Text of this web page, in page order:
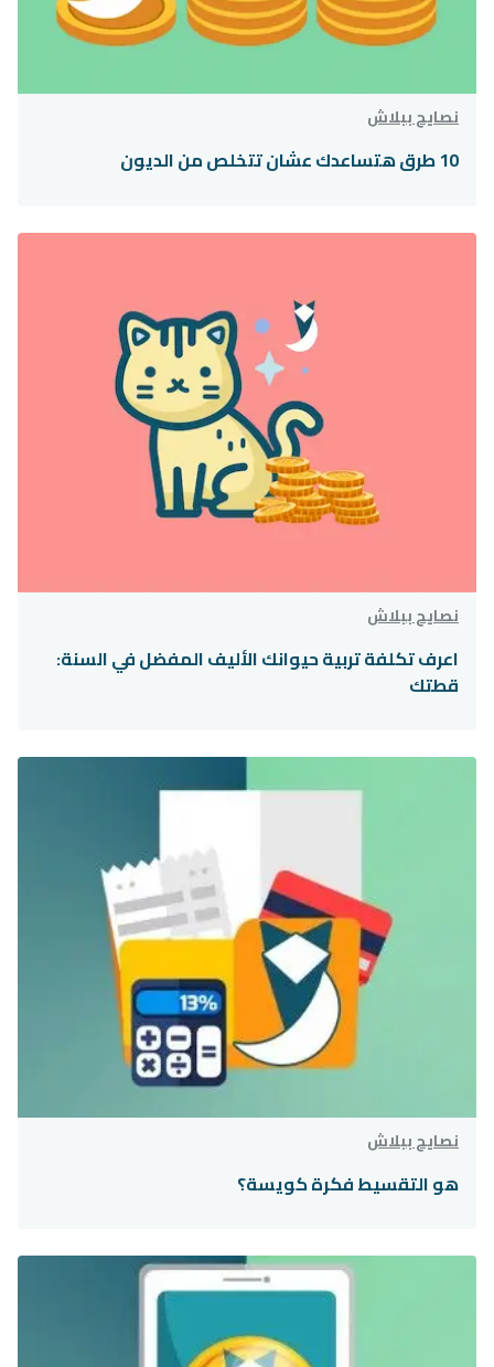
نصايح ببلاش
10 طرق هتساعدك عشان تتخلص من الديون
نصايح ببلاش
اعرف تكلفة تربية حيوانك الأليف المفضل في السنة:
قطتك
نصايح ببلاش
هو التقسيط فكرة كويسة؟